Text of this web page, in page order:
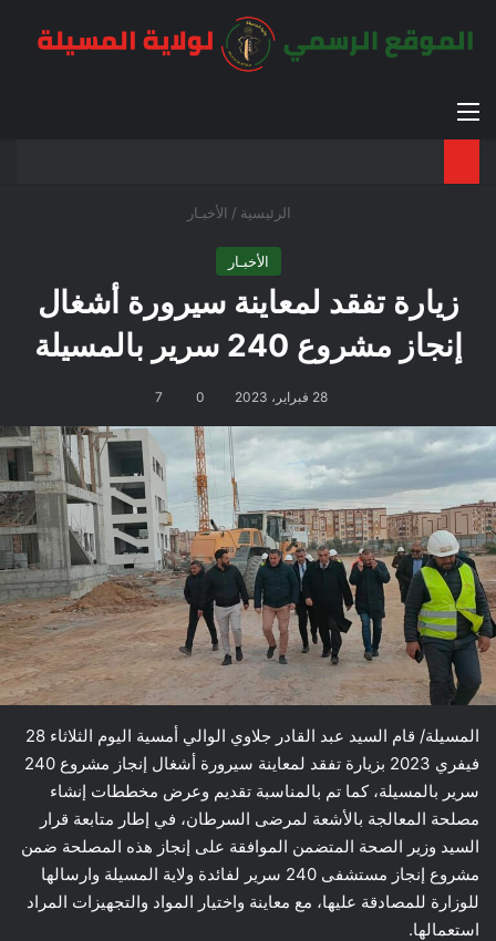
القائمة
الرئيسية / الأخبـار
الأخبـار
زيارة تفقد لمعاينة سيرورة أشغال
إنجاز مشروع 240 سرير بالمسيلة
28 فبراير، 2023 0
7
المسيلة/ قام السيد عبد القادر جلاوي الوالي أمسية اليوم الثلاثاء 28
فيفري 2023 بزيارة تفقد لمعاينة سيرورة أشغال إنجاز مشروع 240
سرير بالمسيلة، كما تم بالمناسبة تقديم وعرض مخططات إنشاء
مصلحة المعالجة بالأشعة لمرضى السرطان، في إطار متابعة قرار
السيد وزير الصحة المتضمن الموافقة على إنجاز هذه المصلحة ضمن
مشروع إنجاز مستشفى 240 سرير لفائدة ولاية المسيلة وارسالها
للوزارة للمصادقة عليها، مع معاينة واختيار المواد والتجهيزات المراد
استعمالها.